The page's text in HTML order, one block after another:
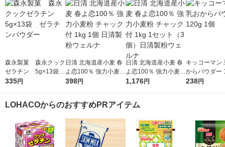
森永製菓 森永クック
ゼラチン 5g×13袋
ゼラチンパウダー
335円
日清 北海道産小麦 春
よ恋100％ 強力小麦粉
チャック付 1kg 1個 日
398円
日清 北海道産小麦 春
よ恋100％ 強力小麦粉
チャック付 1kg 1セッ
1,176円
キッコーマン
からパウダー
個
238円
LOHACOからのおすすめPRアイテム